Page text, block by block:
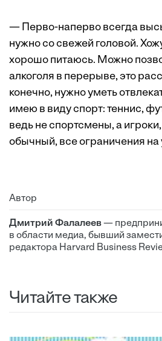
— Перво-наперво всегда
нужно со свежей головой.
хорошо питаюсь. Можно
алкоголя в перерыве, это
конечно, нужно уметь
имею в виду спорт: теннис,
ведь не спортсмены, а
обычный, все ограничения на
Автор
Дмитрий Фалалеев—
в области медиа, бывший
редактора Harvard Business
Читайте также